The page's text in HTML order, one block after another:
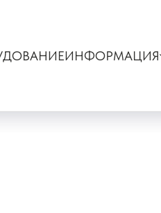
ИНФОРМАЦИЯ